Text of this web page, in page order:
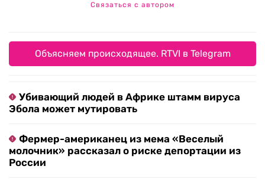
Связаться с автором
Объясняем происходящее. RTVI в Telegram
Убивающий людей в Африке штамм вируса
Эбола может мутировать
Фермер-американец из мема «Веселый
молочник» рассказал о риске депортации из
России